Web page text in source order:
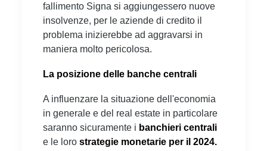
fallimento Signa si aggiungessero nuove
insolvenze, per le aziende di credito il
problema inizierebbe ad aggravarsi in
maniera molto pericolosa.
La posizione delle banche centrali
A influenzare la situazione dell'economia
in generale e del real estate in particolare
saranno sicuramente i banchieri centrali
e le loro strategie monetarie per il 2024.